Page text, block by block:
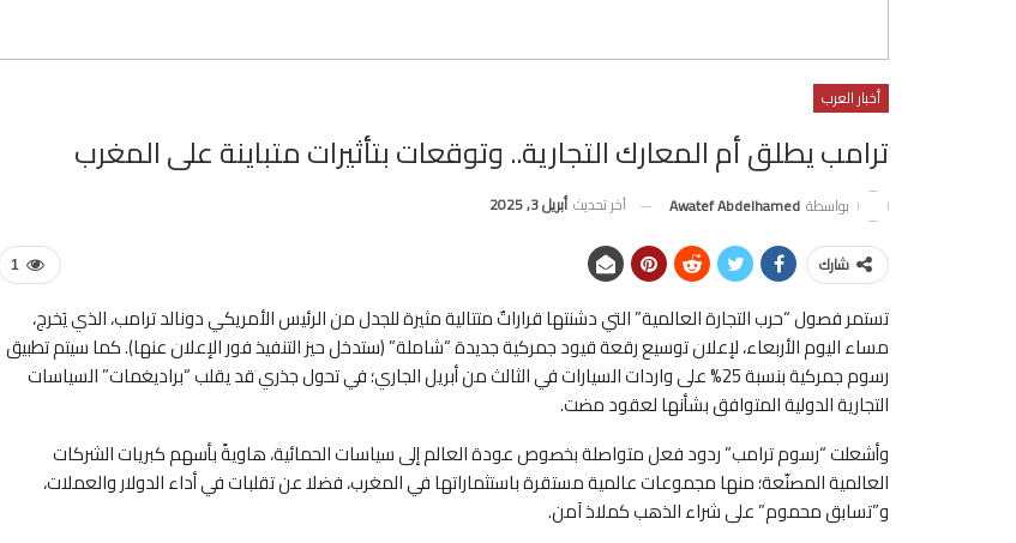
أخبار العرب
ترامب يطلق أم المعارك التجارية.. وتوقعات بتأثيرات متباينة على المغرب
بواسطة Awatef Abdelhamed آخر تحديث أبريل 3, 2025
1 شارك
تستمر فصول “حرب التجارة العالمية” التي دشنتها قراراتٌ متتالية مثيرة للجدل من الرئيس الأمريكي دونالد ترامب، الذي يَخرج،
مساء اليوم الأربعاء، لإعلان توسيع رقعة قيود جمركية جديدة “شاملة” (ستدخل حيز التنفيذ فور الإعلان عنها). كما سيتم تطبيق
رسوم جمركية بنسبة 25% على واردات السيارات في الثالث من أبريل الجاري؛ في تحول جذري قد يقلب “براديغمات” السياسات
التجارية الدولية المتوافق بشأنها لعقود مضت.
وأشعلت “رسوم ترامب” ردود فعل متواصلة بخصوص عودة العالم إلى سياسات الحمائية، هاويةً بأسهم كبريات الشركات
العالمية المصنّعة؛ منها مجموعات عالمية مستقرة باستثماراتها في المغرب، فضلا عن تقلبات في أداء الدولار والعملات،
و”تسابق محموم” على شراء الذهب كملاذ آمن.